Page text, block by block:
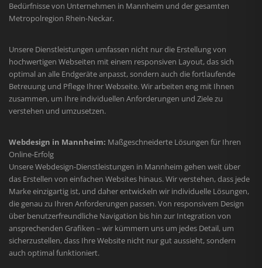
Bedürfnisse von Unternehmen in Mannheim und der gesamten
Metropolregion Rhein-Neckar.
Unsere Dienstleistungen umfassen nicht nur die Erstellung von
hochwertigen Webseiten mit einem responsiven Layout, das sich
optimal an alle Endgeräte anpasst, sondern auch die fortlaufende
Betreuung und Pflege Ihrer Webseite. Wir arbeiten eng mit Ihnen
zusammen, um Ihre individuellen Anforderungen und Ziele zu
verstehen und umzusetzen.
Webdesign in Mannheim: Maßgeschneiderte Lösungen für Ihren
Online-Erfolg
Unsere Webdesign-Dienstleistungen in Mannheim gehen weit über
das Erstellen von einfachen Websites hinaus. Wir verstehen, dass jede
Marke einzigartig ist, und daher entwickeln wir individuelle Lösungen,
die genau zu Ihren Anforderungen passen. Von responsivem Design
über benutzerfreundliche Navigation bis hin zur Integration von
ansprechenden Grafiken – wir kümmern uns um jedes Detail, um
sicherzustellen, dass Ihre Website nicht nur gut aussieht, sondern
auch optimal funktioniert.